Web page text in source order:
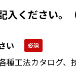
入ください。
い
種工法カタログ、